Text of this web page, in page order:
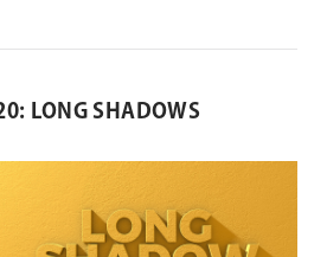
LONG SHADOWS